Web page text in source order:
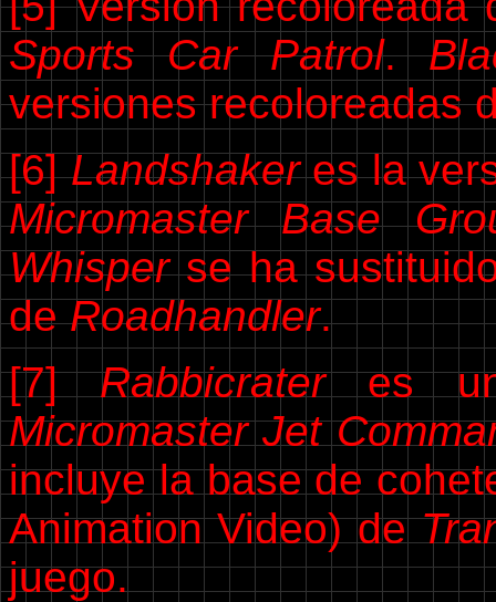
Sports Car Patrol.
versiones recoloreadas
[6]Landshakeres la
Micromaster Base
Whisperse ha
deRoadhandler.
[7]Rabbicrateres
Micromaster Jet
incluye la base de
Animation Video) de
juego.